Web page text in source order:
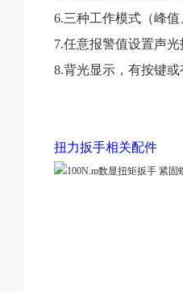
6.三种工作模式（峰
7.任意报警值设置声
8.背光显示，有按键
扭力扳手相关配件